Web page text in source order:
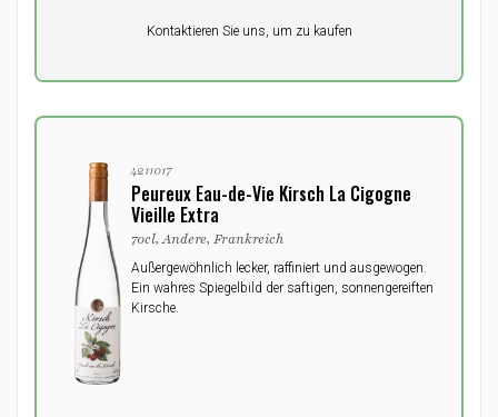
Kontaktieren Sie uns, um zu kaufen
4211017
Peureux Eau-de-Vie Kirsch La Cigogne
Vieille Extra
70cl, Andere, Frankreich
Außergewöhnlich lecker, raffiniert und ausgewogen.
Ein wahres Spiegelbild der saftigen, sonnengereiften
Kirsche.